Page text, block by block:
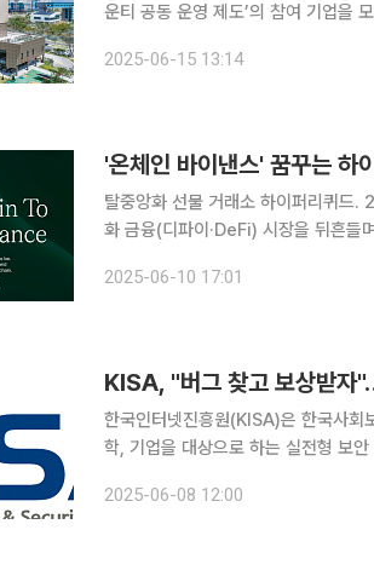
운티 공동 운영 제도’의 참여 기업을
발견해 신고한 사람에게 포상금이나
2025-06-15 13:14
'온체인 바이낸스' 꿈꾸는 하
탈중앙화 선물 거래소 하이퍼리퀴드
화 금융(디파이·DeFi) 시장을 뒤흔들
중앙화 거래소(CEX)의 속도와 효율
2025-06-10 17:01
KISA, "버그 찾고 보상받자
한국인터넷진흥원(KISA)은 한국사회
학, 기업을 대상으로 하는 실전형 보
전적 보상이나 인센티브를 제공하는
2025-06-08 12:00